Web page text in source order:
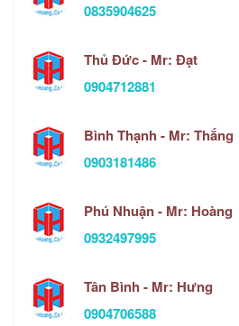
0835904625
Thủ Đức - Mr: Đạt
0904712881
Bình Thạnh - Mr: Thắng
0903181486
Phú Nhuận - Mr: Hoàng
0932497995
Tân Bình - Mr: Hưng
0904706588